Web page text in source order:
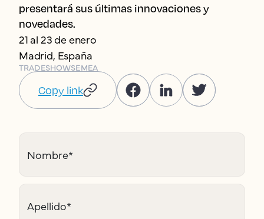
presentará sus últimas innovaciones y
novedades.
21 al 23 de enero
Madrid, España
TRADESHOWSEMEA
Copy link
Nombre*
Apellido*